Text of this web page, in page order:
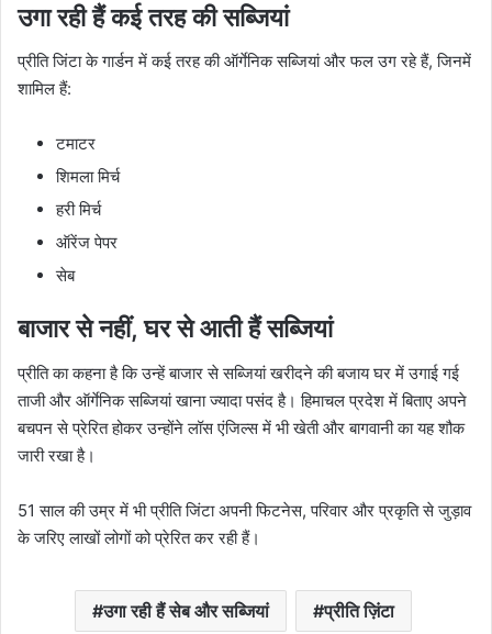
उगा रही हैं कई तरह की सब्जियां
प्रीति जिंटा के गार्डन में कई तरह की ऑर्गेनिक सब्जियां और फल उग रहे हैं, जिनमें
शामिल हैं:
टमाटर
शिमला मिर्च
हरी मिर्च
ऑरेंज पेपर
सेब
बाजार से नहीं, घर से आती हैं सब्जियां
प्रीति का कहना है कि उन्हें बाजार से सब्जियां खरीदने की बजाय घर में उगाई गई
ताजी और ऑर्गेनिक सब्जियां खाना ज्यादा पसंद है। हिमाचल प्रदेश में बिताए अपने
बचपन से प्रेरित होकर उन्होंने लॉस एंजिल्स में भी खेती और बागवानी का यह शौक
जारी रखा है।
51 साल की उम्र में भी प्रीति जिंटा अपनी फिटनेस, परिवार और प्रकृति से जुड़ाव
के जरिए लाखों लोगों को प्रेरित कर रही हैं।
उगा रही हैं सेब और सब्जियां प्रीति ज़िंटा